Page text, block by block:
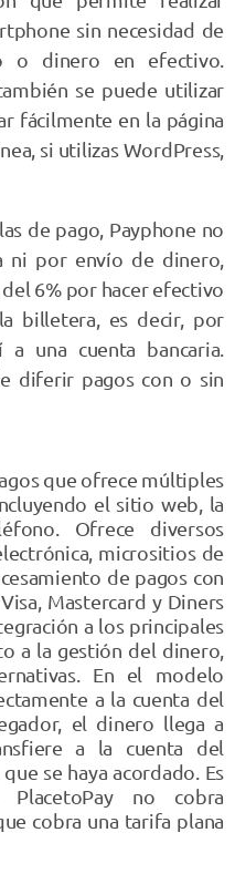
sin necesidad de
o dinero en efectivo.
se puede utilizar
fácilmente en la página
si utilizas WordPress,
de pago, Payphone no
ni por envío de dinero,
6% por hacer efectivo
billetera, es decir, por
una cuenta bancaria.
diferir pagos con o sin
que ofrece múltiples
el sitio web, la
Ofrece diversos
micrositios de
de pagos con
Mastercard y Diners
a los principales
a la gestión del dinero,
En el modelo
a la cuenta del
el dinero llega a
a la cuenta del
se haya acordado. Es
PlacetoPay no cobra
cobra una tarifa plana